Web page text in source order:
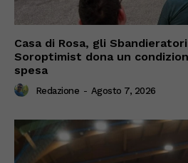
Casa di Rosa, gli
Soroptimist dona un
spesa
Redazione - Agosto 7, 2026